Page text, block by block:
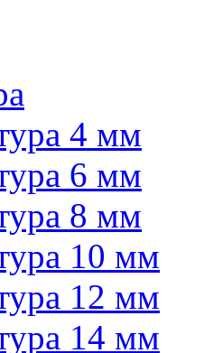
4 мм
6 мм
8 мм
10 мм
12 мм
14 мм